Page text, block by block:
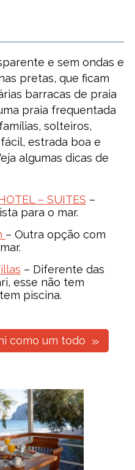
e sem ondas e
pretas, que ficam
barracas de praia
praia frequentada
solteiros,
estrada boa e
algumas dicas de
– SUITES –
para o mar.
– Outra opção com
– Diferente das
esse não tem
piscina.
como um todo